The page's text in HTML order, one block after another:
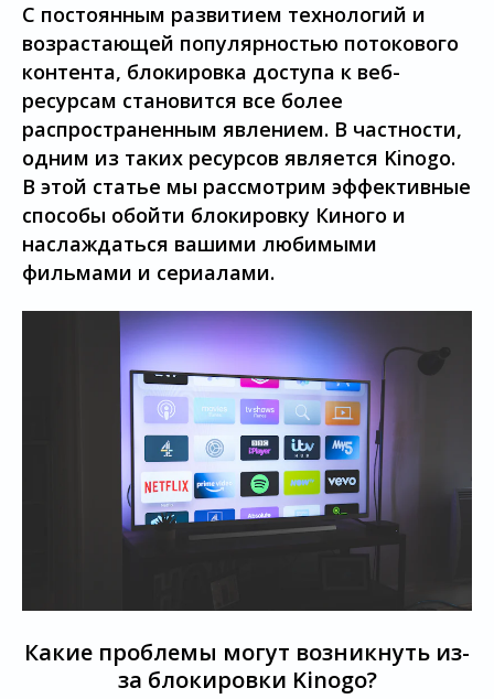
С постоянным развитием технологий и
возрастающей популярностью потокового
контента, блокировка доступа к веб-
ресурсам становится все более
распространенным явлением. В частности,
одним из таких ресурсов является Kinogo.
В этой статье мы рассмотрим эффективные
способы обойти блокировку Киного и
наслаждаться вашими любимыми
фильмами и сериалами.
Какие проблемы могут возникнуть из-
за блокировки Kinogo?